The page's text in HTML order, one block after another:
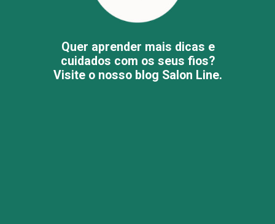
Quer aprender mais dicas e
cuidados com os seus fios?
Visite o nosso blog Salon Line.